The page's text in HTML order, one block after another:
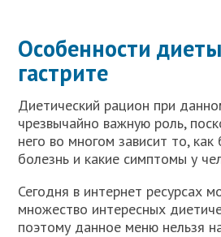
Особенности
гастрите
Диетический рацион при
чрезвычайно важную роль,
него во многом зависит то,
болезнь и какие симптомы у
Сегодня в интернет ресурсах
множество интересных
поэтому данное меню нельзя